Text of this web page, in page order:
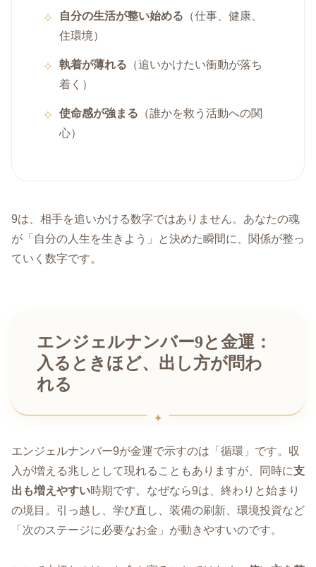
自分の生活が整い始める （仕事、健康、
住環境）
執着が薄れる （追いかけたい衝動が落ち
着く）
使命感が強まる （誰かを救う活動への関
心）
9は、相手を追いかける数字ではありません。あなたの魂
が「自分の人生を生きよう」と決めた瞬間に、関係が整っ
ていく数字です。
エンジェルナンバー9と金運：
入るときほど、出し方が問わ
れる
エンジェルナンバー9が金運で示すのは「循環」です。収
入が増える兆しとして現れることもありますが、同時に支
出も増えやすい時期です。なぜなら9は、終わりと始まり
の境目。引っ越し、学び直し、装備の刷新、環境投資など
「次のステージに必要なお金」が動きやすいのです。